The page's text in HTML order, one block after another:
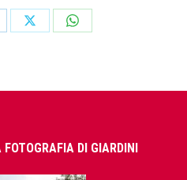
Share
Share
DI GIARDINI